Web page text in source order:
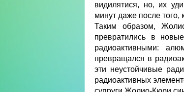
видилятися, но, их
минут даже после того,
Таким образом,
превратились в
радиоактивными:
превращался в
эти неустойчивые
радиоактивных